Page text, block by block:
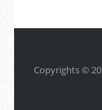
Copyrights ©